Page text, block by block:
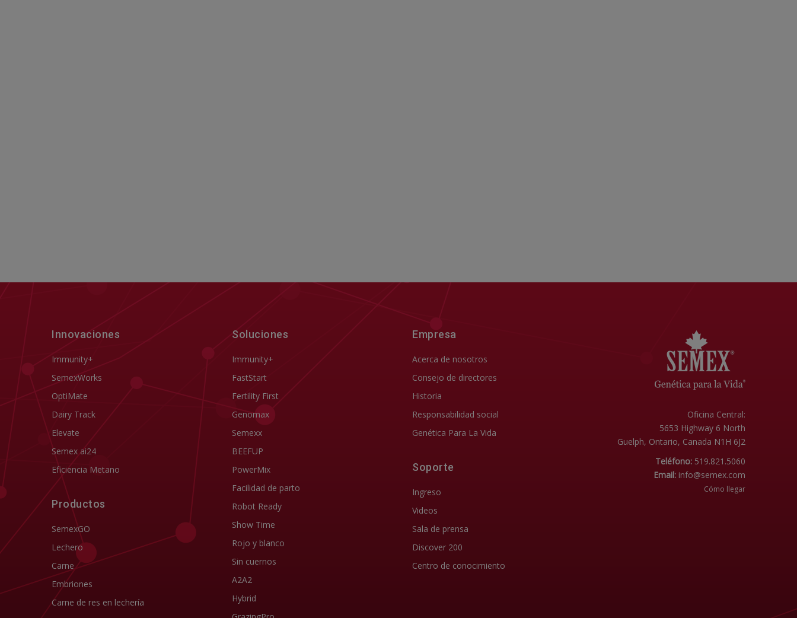
Innovaciones
Immunity+
SemexWorks
OptiMate
Dairy Track
Elevate
Semex ai24
Eficiencia Metano
Productos
SemexGO
Lechero
Carne
Embriones
Carne de res en lechería
Soluciones
Immunity+
FastStart
Fertility First
Genomax
Semexx
BEEFUP
PowerMix
Facilidad de parto
Robot Ready
Show Time
Rojo y blanco
Sin cuernos
A2A2
Hybrid
Empresa
Acerca de nosotros
Consejo de directores
Historia
Responsabilidad social
Genética Para La Vida
Soporte
Ingreso
Videos
Sala de prensa
Discover 200
Centro de conocimiento
Oficina Central:
5653 Highway 6 North
Guelph, Ontario, Canada N1H 6J2
Teléfono:519.821.5060
Email: info@semex.com
Cómo llegar